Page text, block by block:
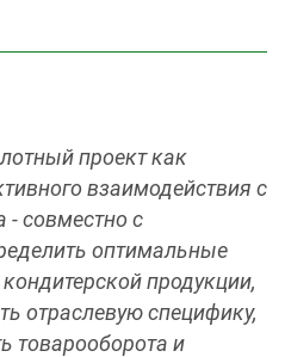
проект как
взаимодействия с
совместно с
оптимальные
продукции,
отраслевую специфику,
товарооборота и